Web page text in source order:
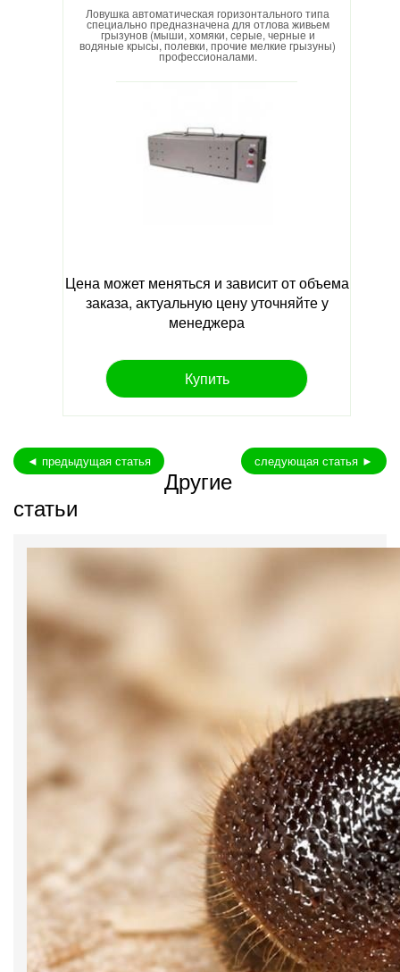
Ловушка автоматическая горизонтального типа
специально предназначена для отлова живьем
грызунов (мыши, хомяки, серые, черные и
водяные крысы, полевки, прочие мелкие грызуны)
профессионалами.
Цена может меняться и зависит от объема
заказа, актуальную цену уточняйте у
менеджера
Купить
◄ предыдущая статья следующая статья ►
Другие
статьи